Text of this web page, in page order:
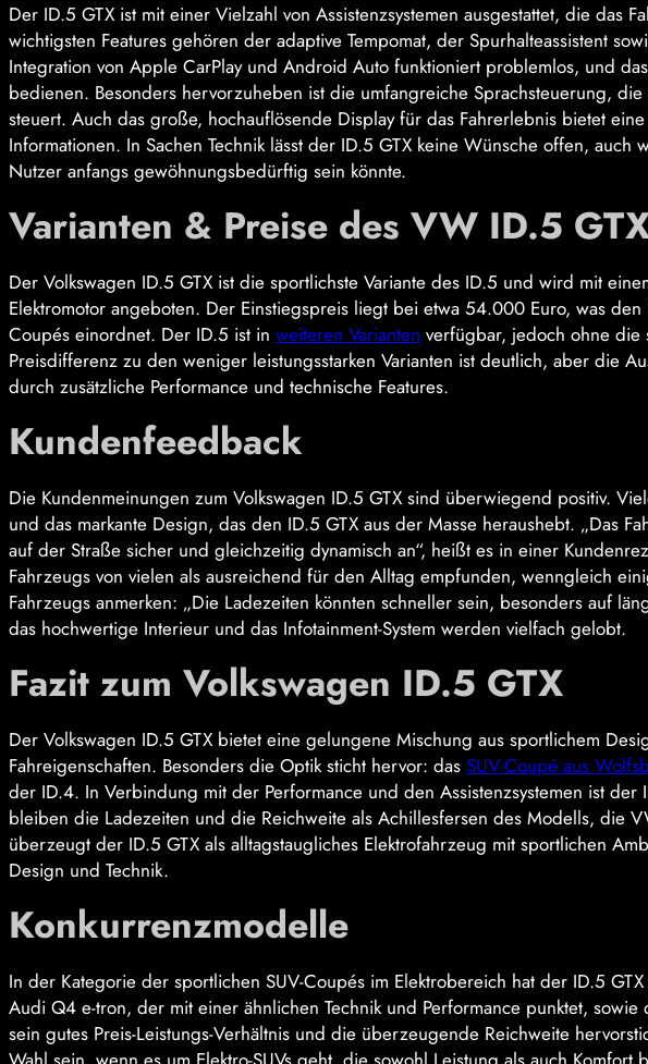
Der ID.5 GTX ist mit einer Vielzahl von Assistenzsystemen ausgestattet, die das
wichtigsten Features gehören der adaptive Tempomat, der Spurhalteassistent
Integration von Apple CarPlay und Android Auto funktioniert problemlos, und
bedienen. Besonders hervorzuheben ist die umfangreiche Sprachsteuerung,
steuert. Auch das große, hochauflösende Display für das Fahrerlebnis bietet
Informationen. In Sachen Technik lässt der ID.5 GTX keine Wünsche offen,
Nutzer anfangs gewöhnungsbedürftig sein könnte.
Varianten & Preise des VW ID.5
Der Volkswagen ID.5 GTX ist die sportlichste Variante des ID.5 und wird mit
Elektromotor angeboten. Der Einstiegspreis liegt bei etwa 54.000 Euro, was
Coupés einordnet. Der ID.5 ist in weiteren Varianten verfügbar, jedoch ohne die
Preisdifferenz zu den weniger leistungsstarken Varianten ist deutlich, aber die
durch zusätzliche Performance und technische Features.
Kundenfeedback
Die Kundenmeinungen zum Volkswagen ID.5 GTX sind überwiegend positiv.
und das markante Design, das den ID.5 GTX aus der Masse heraushebt. „Das
auf der Straße sicher und gleichzeitig dynamisch an“, heißt es in einer
Fahrzeugs von vielen als ausreichend für den Alltag empfunden, wenngleich
Fahrzeugs anmerken: „Die Ladezeiten könnten schneller sein, besonders auf
das hochwertige Interieur und das Infotainment-System werden vielfach gelobt.
Fazit zum Volkswagen ID.5 GTX
Der Volkswagen ID.5 GTX bietet eine gelungene Mischung aus sportlichem
Fahreigenschaften. Besonders die Optik sticht hervor: das SUV-Coupé aus
der ID.4. In Verbindung mit der Performance und den Assistenzsystemen ist
bleiben die Ladezeiten und die Reichweite als Achillesfersen des Modells, die
überzeugt der ID.5 GTX als alltagstaugliches Elektrofahrzeug mit sportlichen
Design und Technik.
Konkurrenzmodelle
In der Kategorie der sportlichen SUV-Coupés im Elektrobereich hat der ID.5
Audi Q4 e-tron, der mit einer ähnlichen Technik und Performance punktet,
sein gutes Preis-Leistungs-Verhältnis und die überzeugende Reichweite